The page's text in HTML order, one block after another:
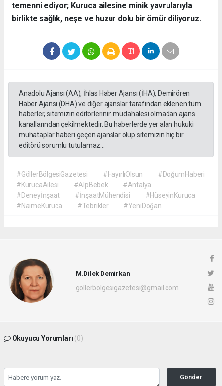
temenni ediyor; Kuruca ailesine minik yavrularıyla
birlikte sağlık, neşe ve huzur dolu bir ömür diliyoruz.
Anadolu Ajansı (AA), İhlas Haber Ajansı (İHA), Demirören
Haber Ajansı (DHA) ve diğer ajanslar tarafından eklenen tüm
haberler, sitemizin editörlerinin müdahalesi olmadan ajans
kanallarından çekilmektedir. Bu haberlerde yer alan hukuki
muhataplar haberi geçen ajanslar olup sitemizin hiç bir
editörü sorumlu tutulamaz...
#GöllerBölgesiGazetesi #HayırlıOlsun
#DoğumHaberi
#KurucaAilesi
#AlpBebek
#Antalya
#Deneyİnşaat
#İnşaatMühendisi
#HüseyinKuruca
#NaimeKuruca
#Tebrikler #YeniDoğan
M.Dilek Demirkan
gollerbolgesigazetesi@gmail.com
Okuyucu Yorumları (0)
Gönder